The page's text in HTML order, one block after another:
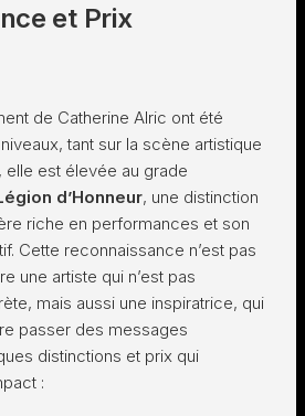
et Prix
de Catherine Alric ont été
tant sur la scène artistique
elle est élevée au grade
d’Honneur, une distinction
riche en performances et son
Cette reconnaissance n’est pas
une artiste qui n’est pas
mais aussi une inspiratrice, qui
passer des messages
distinctions et prix qui
: